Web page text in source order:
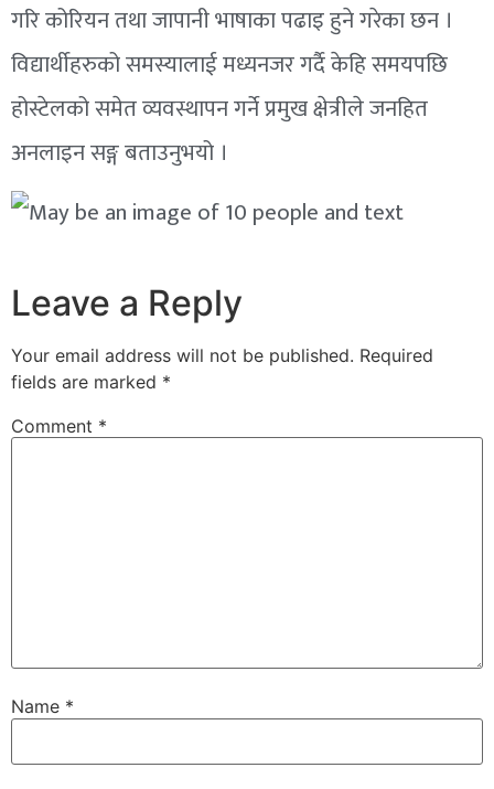
गरि कोरियन तथा जापानी भाषाका पढाइ हुने गरेका छन ।
विद्यार्थीहरुको समस्यालाई मध्यनजर गर्दै केहि समयपछि
होस्टेलको समेत व्यवस्थापन गर्ने प्रमुख क्षेत्रीले जनहित
अनलाइन सङ्ग बताउनुभयो ।
Leave a Reply
Your email address will not be published. Required
fields are marked *
Comment *
Name *